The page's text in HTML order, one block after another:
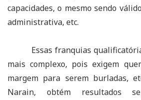
capacidades, o mesmo sendo
administrativa, etc.
Essas franquias
mais complexo, pois exigem
margem para serem burladas,
Narain, obtém resultados